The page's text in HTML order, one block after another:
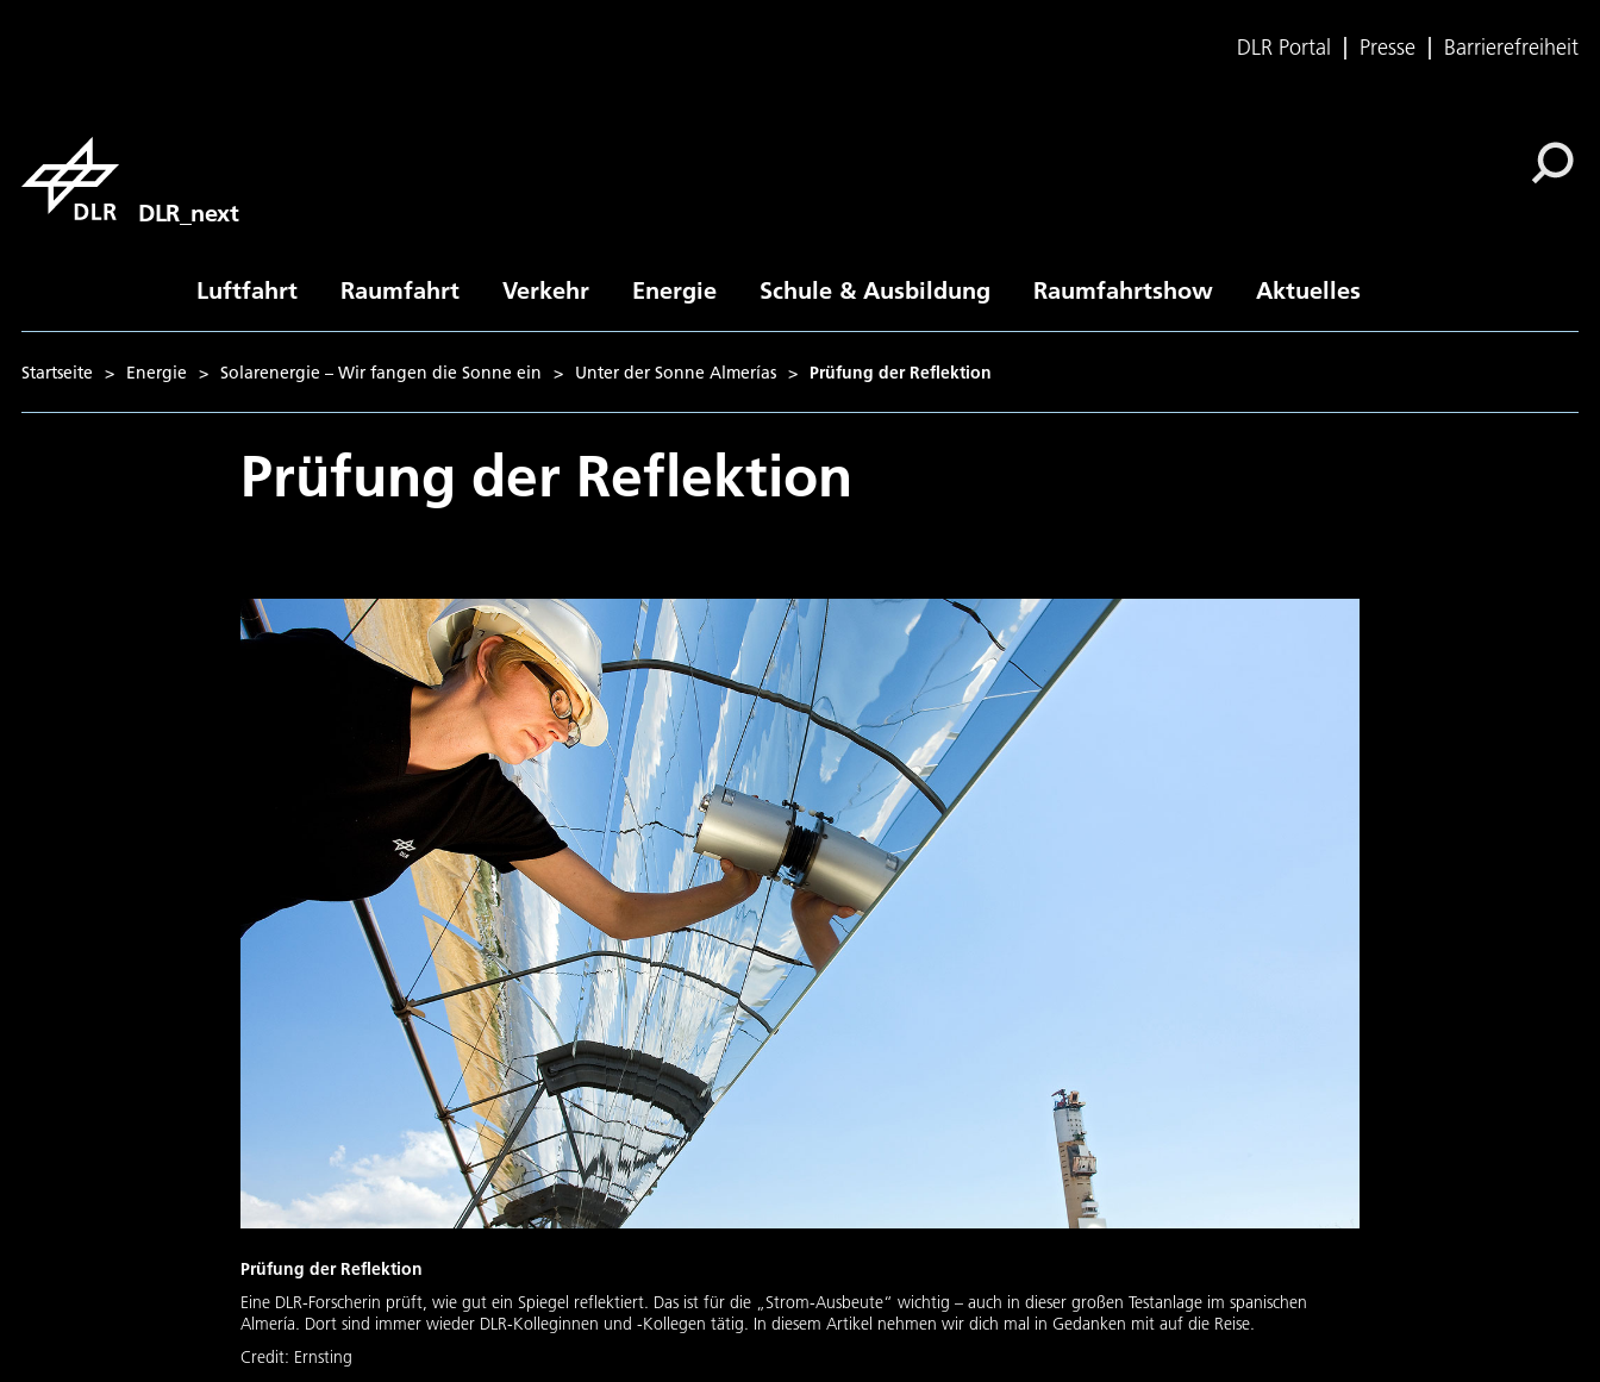
DLR Portal Presse Barrierefreiheit
DLR_next
Luftfahrt Raumfahrt Verkehr Energie Schule & Ausbildung Raumfahrtshow Aktuelles
Startseite > Energie > Solarenergie – Wir fangen die Sonne ein > Unter der Sonne Almerías > Prüfung der Reflektion
Prüfung der Reflektion
Prüfung der Reflektion
Eine DLR-Forscherin prüft, wie gut ein Spiegel reflektiert. Das ist für die „Strom-Ausbeute“ wichtig – auch in dieser großen Testanlage im spanischen
Almería. Dort sind immer wieder DLR-Kolleginnen und -Kollegen tätig. In diesem Artikel nehmen wir dich mal in Gedanken mit auf die Reise.
Credit: Ernsting